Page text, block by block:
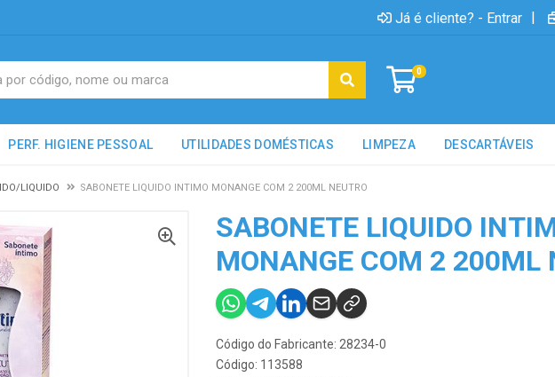
Já é cliente? - Entrar |
0
PERF. HIGIENE PESSOAL UTILIDADES DOMÉSTICAS LIMPEZA DESCARTÁVEIS
LIQUIDO SABONETE LIQUIDO INTIMO MONANGE COM 2 200ML NEUTRO
SABONETE LIQUIDO
MONANGE COM 2 200ML
Código do Fabricante: 28234-0
Código: 113588